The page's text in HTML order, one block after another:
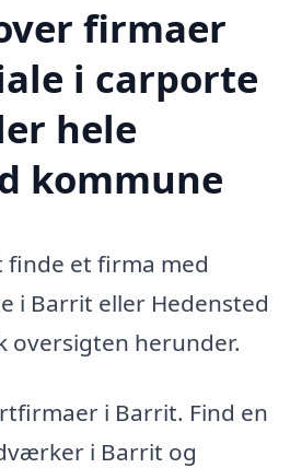
firmaer
i carporte
hele
kommune
finde et firma med
i Barrit eller Hedensted
oversigten herunder.
i Barrit. Find en
i Barrit og